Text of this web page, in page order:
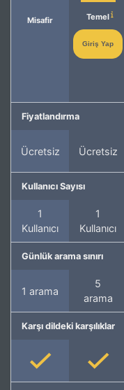
Misafir Temel
Giriş Yap
Fiyatlandırma
Ücretsiz Ücretsiz
Kullanıcı Sayısı
1
Kullanıcı
1
Kullanıcı
Günlük arama sınırı
1 arama
5
arama
Karşı dildeki karşılıklar